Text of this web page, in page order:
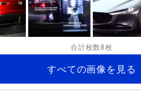
合計枚数8枚
すべての画像を見る